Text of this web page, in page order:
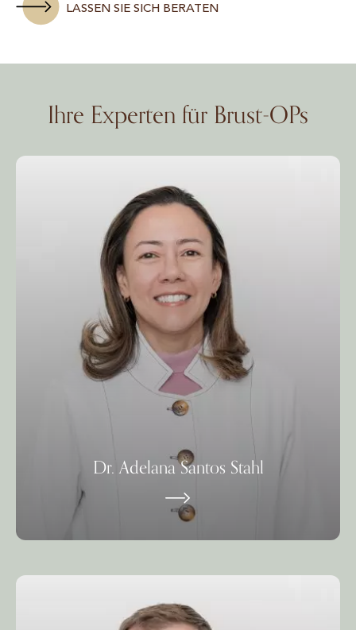
LASSEN SIE SICH BERATEN
Ihre Experten für Brust-OPs
Dr. Adelana Santos Stahl